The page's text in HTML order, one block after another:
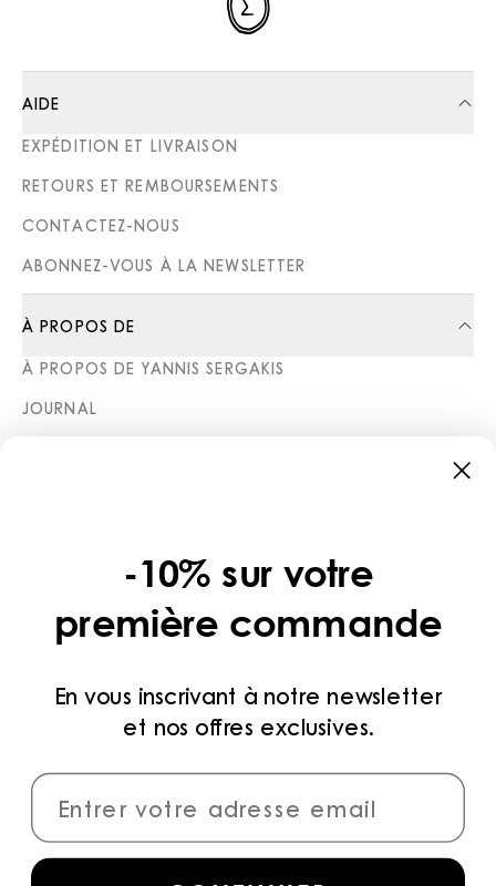
AIDE
EXPÉDITION ET LIVRAISON
RETOURS ET REMBOURSEMENTS
CONTACTEZ-NOUS
ABONNEZ-VOUS À LA NEWSLETTER
À PROPOS DE
À PROPOS DE YANNIS SERGAKIS
JOURNAL
POLITIQUE DE CONFIDENTIALITÉ
MÉTHODES DE PAIEMENT
CONNECTER
-10% sur votre
première commande
En vous inscrivant à notre newsletter
et nos offres exclusives.